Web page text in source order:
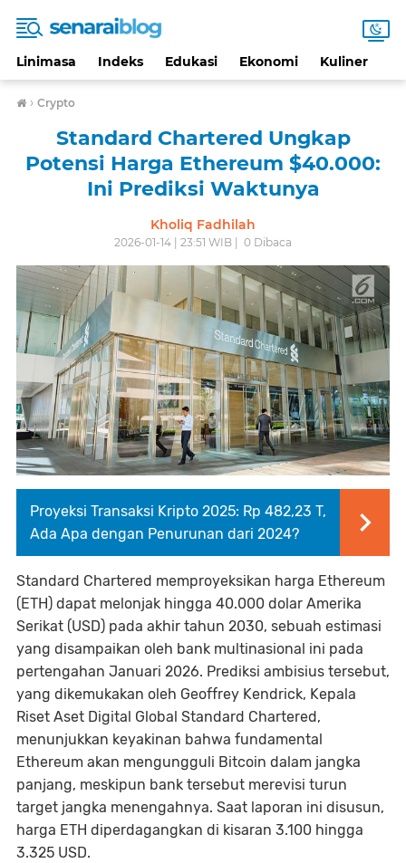
Linimasa Indeks Edukasi Ekonomi Kuliner
› Crypto
Standard Chartered Ungkap
Potensi Harga Ethereum $40.000:
Ini Prediksi Waktunya
Kholiq Fadhilah
2026-01-14 | 23:51 WIB | 0 Dibaca
Proyeksi Transaksi Kripto 2025: Rp 482,23 T,
Ada Apa dengan Penurunan dari 2024?
Standard Chartered memproyeksikan harga Ethereum
(ETH) dapat melonjak hingga 40.000 dolar Amerika
Serikat (USD) pada akhir tahun 2030, sebuah estimasi
yang disampaikan oleh bank multinasional ini pada
pertengahan Januari 2026. Prediksi ambisius tersebut,
yang dikemukakan oleh Geoffrey Kendrick, Kepala
Riset Aset Digital Global Standard Chartered,
menunjukkan keyakinan bahwa fundamental
Ethereum akan mengungguli Bitcoin dalam jangka
panjang, meskipun bank tersebut merevisi turun
target jangka menengahnya. Saat laporan ini disusun,
harga ETH diperdagangkan di kisaran 3.100 hingga
3.325 USD.